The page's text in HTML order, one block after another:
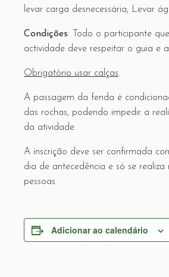
levar carga desnecessária; Levar
Condições: Todo o participante
actividade deve respeitar o guia e
Obrigatório usar calças.
A passagem da fenda é
das rochas, podendo impedir a
da atividade.
A inscrição deve ser confirmada
dia de antecedência e só se
pessoas.
Adicionar ao calendário